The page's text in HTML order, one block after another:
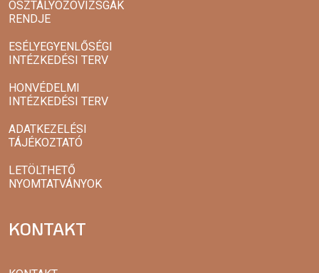
OSZTÁLYOZÓVIZSGÁK
RENDJE
ESÉLYEGYENLŐSÉGI
INTÉZKEDÉSI TERV
HONVÉDELMI
INTÉZKEDÉSI TERV
ADATKEZELÉSI
TÁJÉKOZTATÓ
LETÖLTHETŐ
NYOMTATVÁNYOK
KONTAKT